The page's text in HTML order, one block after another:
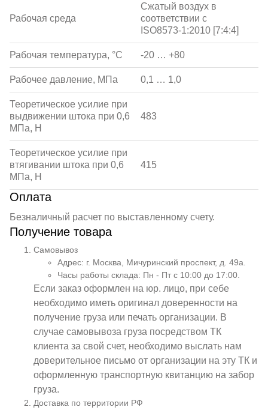
Рабочая среда
Сжатый воздух в
соответствии с
ISO8573-1:2010 [7:4:4]
Рабочая температура, °С -20 … +80
Рабочее давление, МПа 0,1 … 1,0
Теоретическое усилие при
выдвижении штока при 0,6
МПа, Н
483
Теоретическое усилие при
втягивании штока при 0,6
МПа, Н
415
Оплата
Безналичный расчет по выставленному счету.
Получение товара
Самовывоз
Адрес: г. Москва, Мичуринский проспект, д. 49а.
Часы работы склада: Пн - Пт с 10:00 до 17:00.
Если заказ оформлен на юр. лицо, при себе
необходимо иметь оригинал доверенности на
получение груза или печать организации. В
случае самовывоза груза посредством ТК
клиента за свой счет, необходимо выслать нам
доверительное письмо от организации на эту ТК и
оформленную транспортную квитанцию на забор
груза.
Доставка по территории РФ